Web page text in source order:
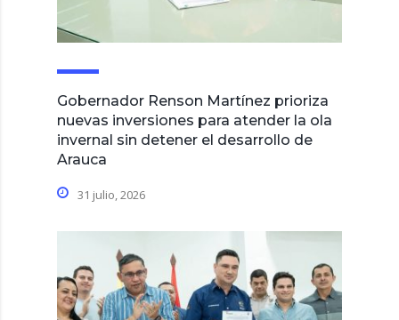
Gobernador Renson Martínez prioriza
nuevas inversiones para atender la ola
invernal sin detener el desarrollo de
Arauca
31 julio, 2026